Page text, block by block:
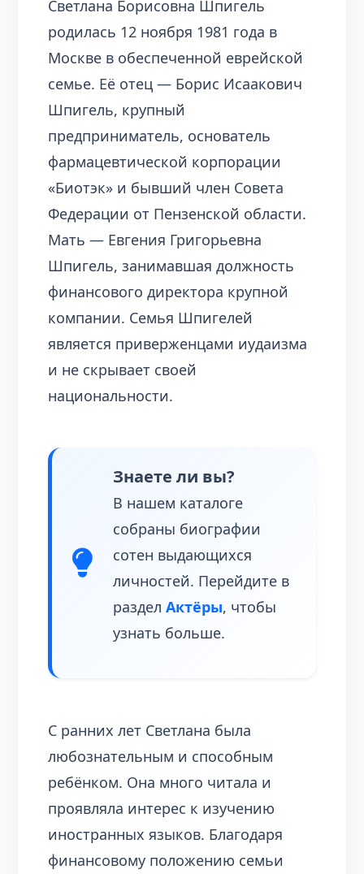
Светлана Борисовна Шпигель
родилась 12 ноября 1981 года в
Москве в обеспеченной еврейской
семье. Её отец — Борис Исаакович
Шпигель, крупный
предприниматель, основатель
фармацевтической корпорации
«Биотэк» и бывший член Совета
Федерации от Пензенской области.
Мать — Евгения Григорьевна
Шпигель, занимавшая должность
финансового директора крупной
компании. Семья Шпигелей
является приверженцами иудаизма
и не скрывает своей
национальности.
Знаете ли вы?
В нашем каталоге
собраны биографии
сотен выдающихся
личностей. Перейдите в
разделАктёры, чтобы
узнать больше.
С ранних лет Светлана была
любознательным и способным
ребёнком. Она много читала и
проявляла интерес к изучению
иностранных языков. Благодаря
финансовому положению семьи